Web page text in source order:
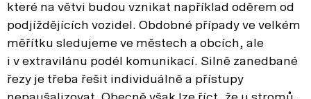
které na větvi budou vznikat například oděrem od
podjíždějících vozidel. Obdobné případy ve velkém
měřítku sledujeme ve městech a obcích, ale
i v extravilánu podél komunikací. Silně zanedbané
řezy je třeba řešit individuálně a přístupy